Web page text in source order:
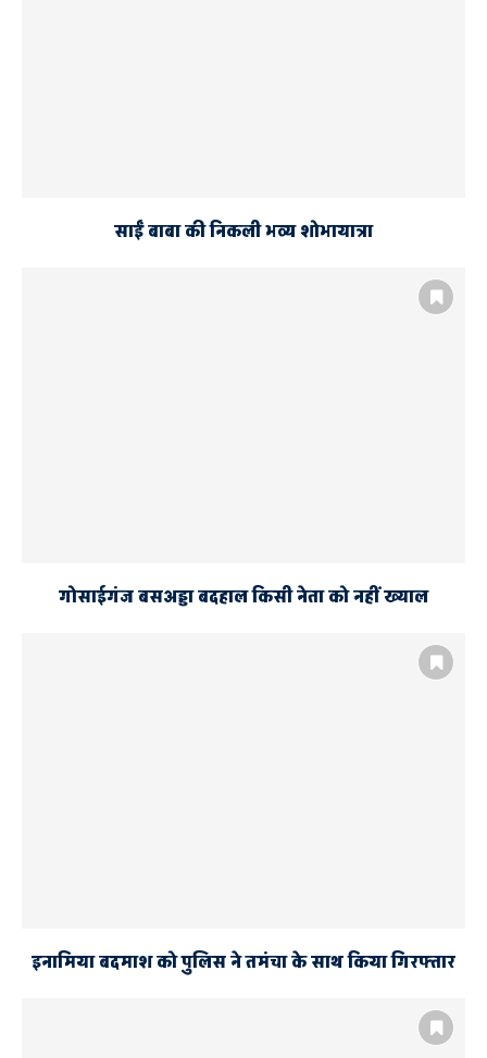
साईं बाबा की निकली भव्य शोभायात्रा
गोसाईगंज बसअड्डा बदहाल किसी नेता को नहीं ख्याल
इनामिया बदमाश को पुलिस ने तमंचा के साथ किया गिरफ्तार